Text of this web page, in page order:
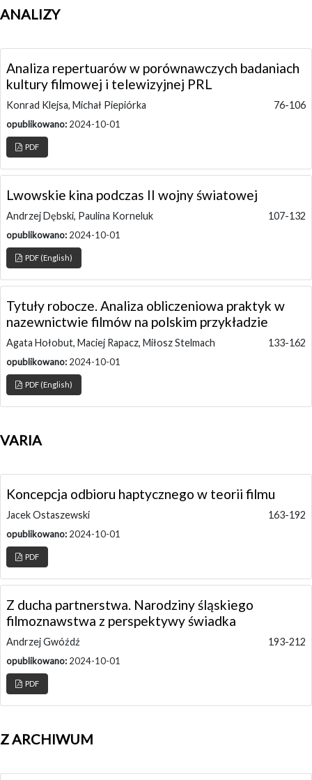
ANALIZY
Analiza repertuarów w porównawczych badaniach
kultury filmowej i telewizyjnej PRL
Konrad Klejsa, Michał Piepiórka 76-106
opublikowano: 2024-10-01
PDF
Lwowskie kina podczas II wojny światowej
Andrzej Dębski, Paulina Korneluk 107-132
opublikowano: 2024-10-01
PDF (English)
Tytuły robocze. Analiza obliczeniowa praktyk w
nazewnictwie filmów na polskim przykładzie
Agata Hołobut, Maciej Rapacz, Miłosz Stelmach 133-162
opublikowano: 2024-10-01
PDF (English)
VARIA
Koncepcja odbioru haptycznego w teorii filmu
Jacek Ostaszewski 163-192
opublikowano: 2024-10-01
PDF
Z ducha partnerstwa. Narodziny śląskiego
filmoznawstwa z perspektywy świadka
Andrzej Gwóźdź 193-212
opublikowano: 2024-10-01
PDF
Z ARCHIWUM